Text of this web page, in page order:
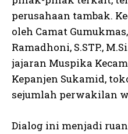
perusahaan tambak.
oleh Camat
Ramadhoni, S.STP.,
jajaran Muspika
Kepanjen Sukamid,
sejumlah perwakilan
Dialog ini menjadi